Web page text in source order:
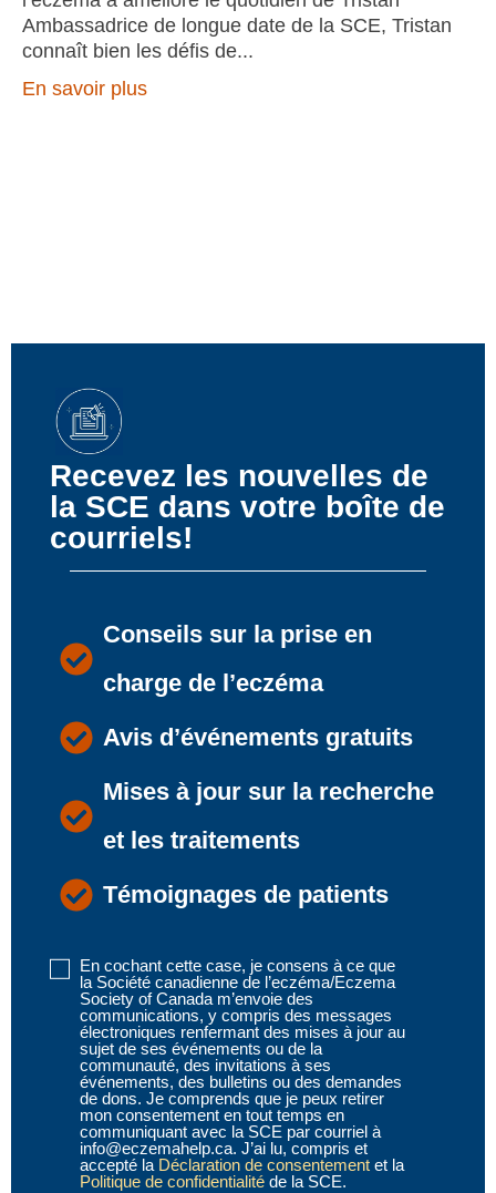
Ambassadrice de longue date de la SCE, Tristan
connaît bien les défis de
En savoir plus
Recevez les nouvelles de
la SCE dans votre boîte de
courriels!
Conseils sur la prise en
charge de l’eczéma
Avis d’événements gratuits
Mises à jour sur la recherche
et les traitements
Témoignages de patients
Disclaimer
(obligatoire)
En cochant cette case, je consens à ce que
la Société canadienne de l’eczéma/Eczema
Society of Canada m’envoie des
communications, y compris des messages
électroniques renfermant des mises à jour au
sujet de ses événements ou de la
communauté, des invitations à ses
événements, des bulletins ou des demandes
de dons. Je comprends que je peux retirer
mon consentement en tout temps en
communiquant avec la SCE par courriel à
info@eczemahelp.ca. J’ai lu, compris et
accepté la Déclaration de consentement et la
Politique de confidentialité de la SCE.